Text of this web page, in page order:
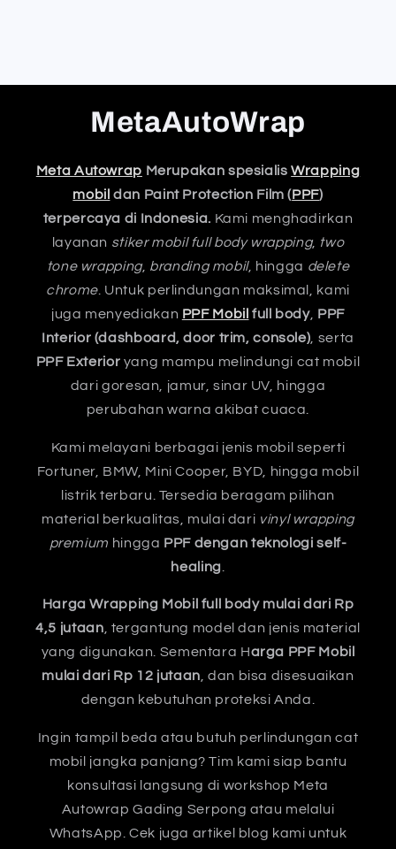
MetaAutoWrap
Meta Autowrap Merupakan spesialisWrapping
mobil dan Paint Protection Film (PPF)
terpercaya di Indonesia. Kami menghadirkan
layanan stiker mobil full body wrapping, two
tone wrapping, branding mobil, hingga delete
chrome. Untuk perlindungan maksimal, kami
juga menyediakan PPF Mobil full body, PPF
Interior (dashboard, door trim, console) , serta
PPF Exterior yang mampu melindungi cat mobil
dari goresan, jamur, sinar UV, hingga
perubahan warna akibat cuaca.
Kami melayani berbagai jenis mobil seperti
Fortuner, BMW, Mini Cooper, BYD, hingga mobil
listrik terbaru. Tersedia beragam pilihan
material berkualitas, mulai dari vinyl wrapping
premium hingga PPF dengan teknologi self-
healing
Harga Wrapping Mobil full body mulai dari Rp
4,5 jutaan, tergantung model dan jenis material
yang digunakan. Sementara Harga PPF Mobil
mulai dari Rp 12 jutaan, dan bisa disesuaikan
dengan kebutuhan proteksi Anda.
Ingin tampil beda atau butuh perlindungan cat
mobil jangka panjang? Tim kami siap bantu
konsultasi langsung di workshop Meta
Autowrap Gading Serpong atau melalui
WhatsApp. Cek juga artikel blog kami untuk